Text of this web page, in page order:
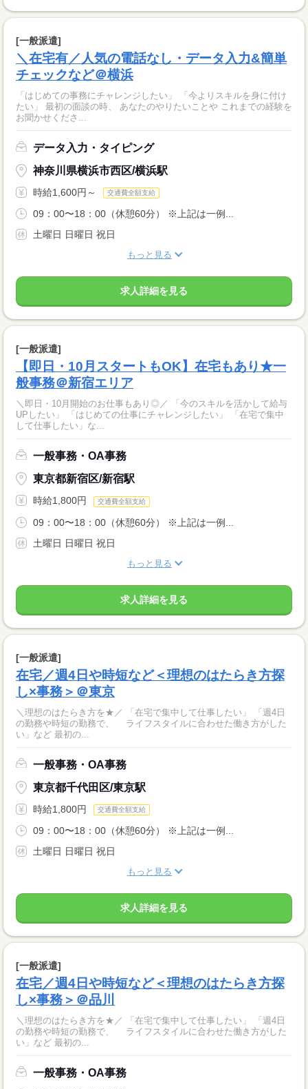
[一般派遣]
＼在宅有／人気の電話なし・データ入力&簡単
チェックなど＠横浜
「はじめての事務にチャレンジしたい」 「今よりスキルを身に付け
たい」 最初の面談の時、 あなたのやりたいことや これまでの経験を
お聞かせくださ...
データ入力・タイピング
神奈川県横浜市西区/横浜駅
時給1,600円～ 交通費全額支給
09：00〜18：00（休憩60分） ※上記は一例...
土曜日 日曜日 祝日
もっと見る
求人詳細を見る
[一般派遣]
【即日・10月スタートもOK】在宅もあり★一
般事務＠新宿エリア
＼即日・10月開始のお仕事もあり◎／ 「今のスキルを活かして給与
UPしたい」 「はじめての仕事にチャレンジしたい」 「在宅で集中
して仕事したい」な...
一般事務・OA事務
東京都新宿区/新宿駅
時給1,800円 交通費全額支給
09：00〜18：00（休憩60分） ※上記は一例...
土曜日 日曜日 祝日
もっと見る
求人詳細を見る
[一般派遣]
在宅／週4日や時短など＜理想のはたらき方探
し×事務＞＠東京
＼理想のはたらき方を★／ 「在宅で集中して仕事したい」 「週4日
の勤務や時短の勤務で、 ライフスタイルに合わせた働き方がした
い」など 最初の...
一般事務・OA事務
東京都千代田区/東京駅
時給1,800円 交通費全額支給
09：00〜18：00（休憩60分） ※上記は一例...
土曜日 日曜日 祝日
もっと見る
求人詳細を見る
[一般派遣]
在宅／週4日や時短など＜理想のはたらき方探
し×事務＞＠品川
＼理想のはたらき方を★／ 「在宅で集中して仕事したい」 「週4日
の勤務や時短の勤務で、 ライフスタイルに合わせた働き方がした
い」など 最初の...
一般事務・OA事務